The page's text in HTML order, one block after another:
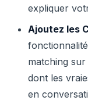
expliquer
Ajoutez les
matching
dont les
en